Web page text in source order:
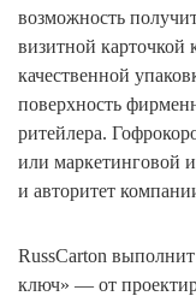
возможность
визитной
качественной
поверхность
ритейлера.
или маркетинговой
и авторитет
RussCarton
ключ» — от